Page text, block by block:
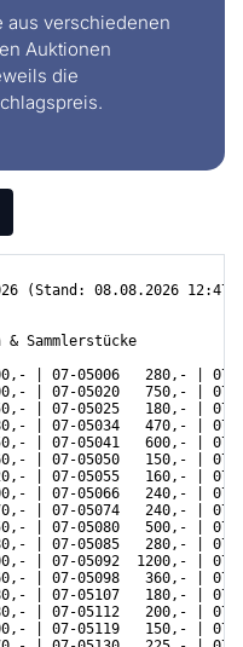
aus verschiedenen
Auktionen
die